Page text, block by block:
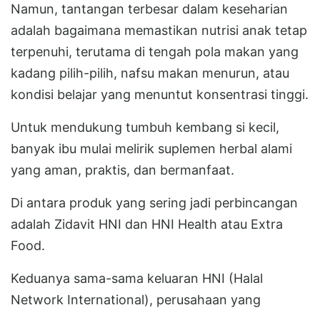
Namun, tantangan terbesar dalam keseharian
adalah bagaimana memastikan nutrisi anak tetap
terpenuhi, terutama di tengah pola makan yang
kadang pilih-pilih, nafsu makan menurun, atau
kondisi belajar yang menuntut konsentrasi tinggi.
Untuk mendukung tumbuh kembang si kecil,
banyak ibu mulai melirik suplemen herbal alami
yang aman, praktis, dan bermanfaat.
Di antara produk yang sering jadi perbincangan
adalah Zidavit HNI dan HNI Health atau Extra
Food.
Keduanya sama-sama keluaran HNI (Halal
Network International), perusahaan yang